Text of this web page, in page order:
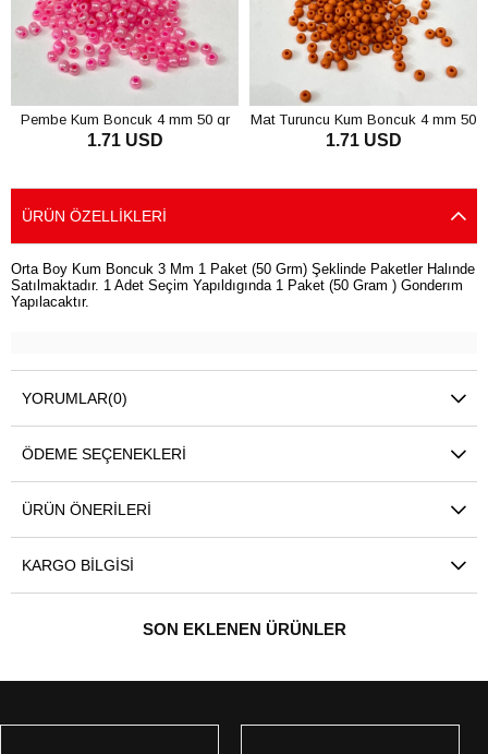
Pembe Kum Boncuk 4 mm 50 gr
1.71 USD
Mat Turuncu Kum Boncuk 4 mm 50
gr
1.71 USD
ÜRÜN ÖZELLIKLERI
Orta Boy Kum Boncuk 3 Mm 1 Paket (50 Grm) Şeklinde Paketler Halınde
Satılmaktadır. 1 Adet Seçim Yapıldıgında 1 Paket (50 Gram ) Gonderım
Yapılacaktır.
YORUMLAR(0)
ÖDEME SEÇENEKLERI
ÜRÜN ÖNERILERI
KARGO BILGISI
SON EKLENEN ÜRÜNLER